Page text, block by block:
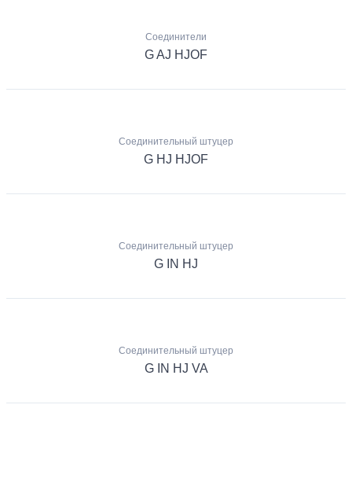
Соединители
G AJ HJOF
Соединительный штуцер
G HJ HJOF
Соединительный штуцер
G IN HJ
Соединительный штуцер
G IN HJ VA